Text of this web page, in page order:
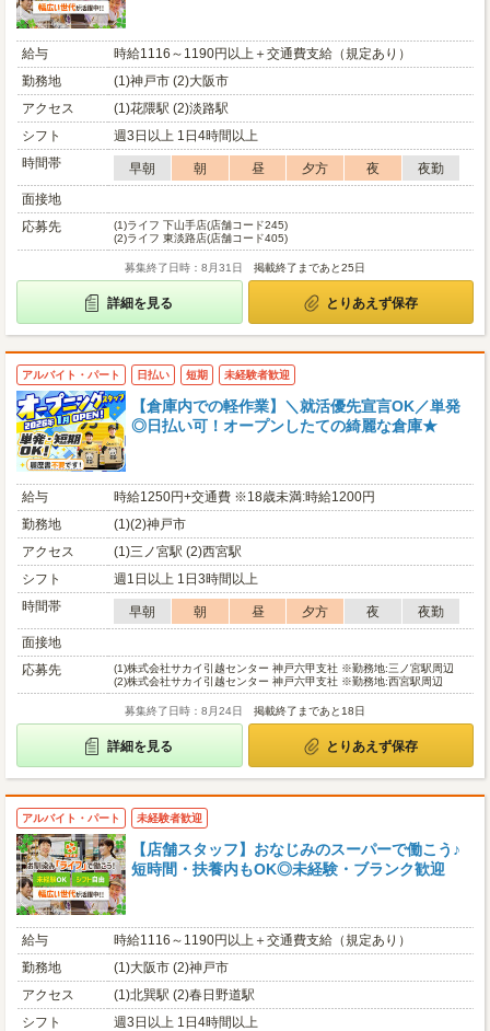
給与
時給1116～1190円以上＋交通費支給（規定あり）
勤務地
(1)神戸市 (2)大阪市
アクセス
(1)花隈駅 (2)淡路駅
シフト
週3日以上 1日4時間以上
時間帯
早朝 朝 昼 夕方 夜
夜勤
面接地
応募先
(1)ライフ 下山手店(店舗コード245)
(2)ライフ 東淡路店(店舗コード405)
募集終了日時：8月31日 掲載終了まであと25日
詳細を見る とりあえず保存
アルバイト・パート 日払い 短期 未経験者歓迎
【倉庫内での軽作業】＼就活優先宣言OK／単発
◎日払い可！オープンしたての綺麗な倉庫★
給与
時給1250円+交通費 ※18歳未満:時給1200円
勤務地
(1)(2)神戸市
アクセス
(1)三ノ宮駅 (2)西宮駅
シフト
週1日以上 1日3時間以上
時間帯
早朝 朝 昼 夕方 夜
夜勤
面接地
応募先
(1)株式会社サカイ引越センター 神戸六甲支社 ※勤務地:三ノ宮駅周辺
(2)株式会社サカイ引越センター 神戸六甲支社 ※勤務地:西宮駅周辺
募集終了日時：8月24日 掲載終了まであと18日
詳細を見る とりあえず保存
アルバイト・パート 未経験者歓迎
【店舗スタッフ】おなじみのスーパーで働こう♪
短時間・扶養内もOK◎未経験・ブランク歓迎
給与
時給1116～1190円以上＋交通費支給（規定あり）
勤務地
(1)大阪市 (2)神戸市
アクセス
(1)北巽駅 (2)春日野道駅
シフト
週3日以上 1日4時間以上